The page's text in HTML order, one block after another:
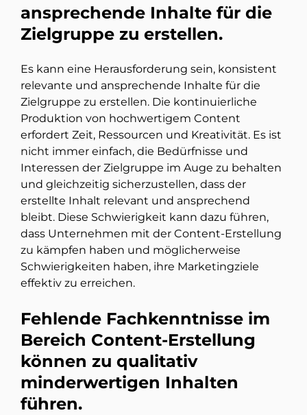
ansprechende Inhalte für die
Zielgruppe zu erstellen.
Es kann eine Herausforderung sein, konsistent
relevante und ansprechende Inhalte für die
Zielgruppe zu erstellen. Die kontinuierliche
Produktion von hochwertigem Content
erfordert Zeit, Ressourcen und Kreativität. Es ist
nicht immer einfach, die Bedürfnisse und
Interessen der Zielgruppe im Auge zu behalten
und gleichzeitig sicherzustellen, dass der
erstellte Inhalt relevant und ansprechend
bleibt. Diese Schwierigkeit kann dazu führen,
dass Unternehmen mit der Content-Erstellung
zu kämpfen haben und möglicherweise
Schwierigkeiten haben, ihre Marketingziele
effektiv zu erreichen.
Fehlende Fachkenntnisse im
Bereich Content-Erstellung
können zu qualitativ
minderwertigen Inhalten
führen.